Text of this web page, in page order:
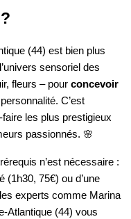
(44) est bien plus
sensoriel des
fleurs – pour concevoir
C’est
faire les plus prestigieux
passionnés. 🌸
n’est nécessaire :
(1h30, 75€) ou d’une
experts comme Marina
Atlantique (44) vous